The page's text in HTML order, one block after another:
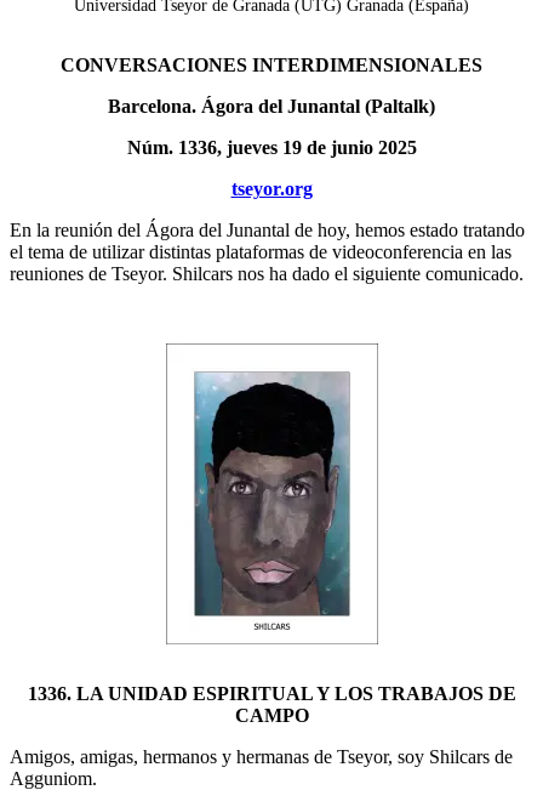
Universidad Tseyor de Granada (UTG) Granada (España)
CONVERSACIONES INTERDIMENSIONALES
Barcelona. Ágora del Junantal (Paltalk)
Núm. 1336, jueves 19 de junio 2025
tseyor.org
En la reunión del Ágora del Junantal de hoy, hemos estado tratando
el tema de utilizar distintas plataformas de videoconferencia en las
reuniones de Tseyor. Shilcars nos ha dado el siguiente comunicado.
1336. LA UNIDAD ESPIRITUAL Y LOS TRABAJOS DE
CAMPO
Amigos, amigas, hermanos y hermanas de Tseyor, soy Shilcars de
Agguniom.